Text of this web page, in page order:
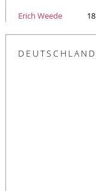
Erich Weede 18
DEUTSCHLAND